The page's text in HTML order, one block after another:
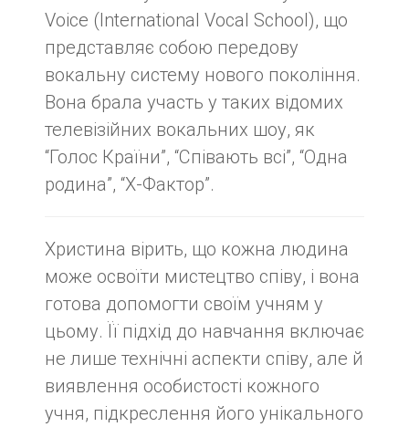
Voice (International Vocal School), що
представляє собою передову
вокальну систему нового покоління.
Вона брала участь у таких відомих
телевізійних вокальних шоу, як
“Голос Країни”, “Співають всі”, “Одна
родина”, “X-Фактор”.
Христина вірить, що кожна людина
може освоїти мистецтво співу, і вона
готова допомогти своїм учням у
цьому. Її підхід до навчання включає
не лише технічні аспекти співу, але й
виявлення особистості кожного
учня, підкреслення його унікального